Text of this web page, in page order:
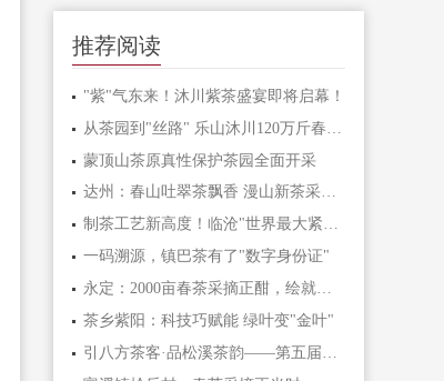
推荐阅读
"紫"气东来！沐川紫茶盛宴即将启幕！
蒙顶山茶原真性保护茶园全面开采
达州：春山吐翠茶飘香 漫山新茶采收忙
制茶工艺新高度！临沧"世界最大紧压茶"创吉尼
一码溯源，镇巴茶有了"数字身份证"
永定：2000亩春茶采摘正酣，绘就乡村振兴新图景
茶乡紫阳：科技巧赋能 绿叶变"金叶"
引八方茶客·品松溪茶韵——第五届茶商大会盛大开幕